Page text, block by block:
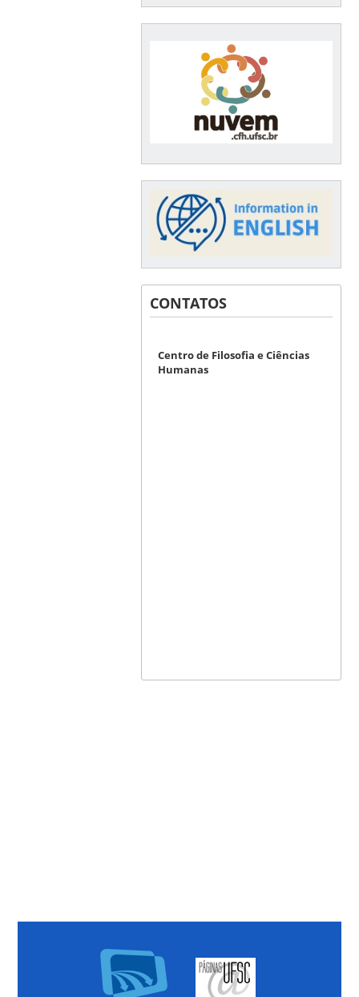
CONTATOS
Centro de Filosofia e Ciências
Humanas